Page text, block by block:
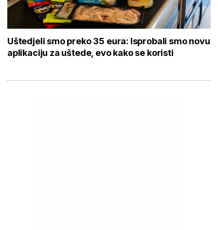
Uštedjeli smo preko 35 eura: Isprobali smo novu
aplikaciju za uštede, evo kako se koristi